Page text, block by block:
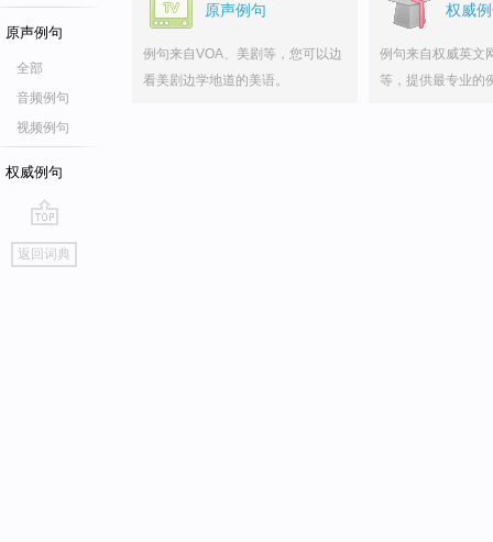
原声例句
全部
音频例句
视频例句
权威例句
go
top
返回词典
原声例句
例句来自VOA、美剧等，您可以边
看美剧边学地道的美语。
权威
例句来自权威英文
等，提供最专业的